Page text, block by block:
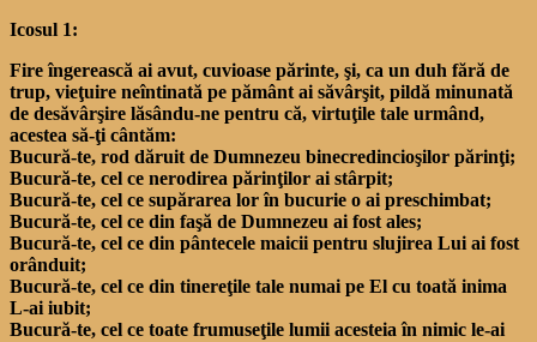
Icosul 1:
Fire îngerească ai avut, cuvioase părinte, şi, ca un duh fără de
trup, vieţuire neîntinată pe pământ ai săvârşit, pildă minunată
de desăvârşire lăsându-ne pentru că, virtuţile tale urmând,
acestea să-ţi cântăm:
Bucură-te, rod dăruit de Dumnezeu binecredincioşilor părinţi;
Bucură-te, cel ce nerodirea părinţilor ai stârpit;
Bucură-te, cel ce supărarea lor în bucurie o ai preschimbat;
Bucură-te, cel ce din faşă de Dumnezeu ai fost ales;
Bucură-te, cel ce din pântecele maicii pentru slujirea Lui ai fost
orânduit;
Bucură-te, cel ce din tinereţile tale numai pe El cu toată inima
L-ai iubit;
Bucură-te, cel ce toate frumuseţile lumii acesteia în nimic le-ai